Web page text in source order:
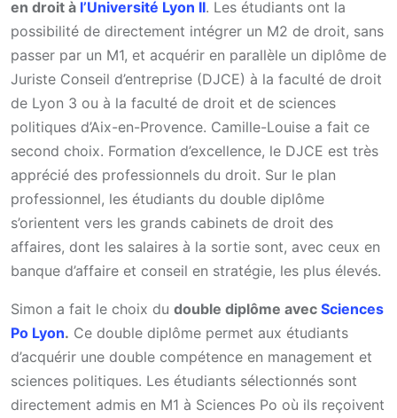
en droit à l’Université Lyon II. Les étudiants ont la
possibilité de directement intégrer un M2 de droit, sans
passer par un M1, et acquérir en parallèle un diplôme de
Juriste Conseil d’entreprise (DJCE) à la faculté de droit
de Lyon 3 ou à la faculté de droit et de sciences
politiques d’Aix-en-Provence. Camille-Louise a fait ce
second choix. Formation d’excellence, le DJCE est très
apprécié des professionnels du droit. Sur le plan
professionnel, les étudiants du double diplôme
s’orientent vers les grands cabinets de droit des
affaires, dont les salaires à la sortie sont, avec ceux en
banque d’affaire et conseil en stratégie, les plus élevés.
Simon a fait le choix du double diplôme avec Sciences
Po Lyon. Ce double diplôme permet aux étudiants
d’acquérir une double compétence en management et
sciences politiques. Les étudiants sélectionnés sont
directement admis en M1 à Sciences Po où ils reçoivent